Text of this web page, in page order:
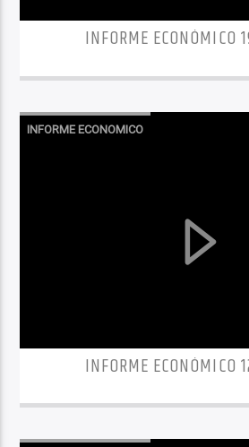
INFORME ECONÓMICO
INFORME ECONOMICO
INFORME ECONÓMICO